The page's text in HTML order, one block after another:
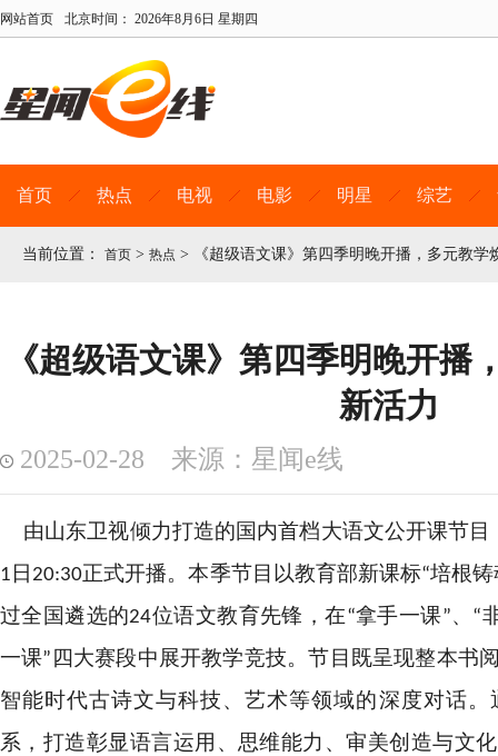
网站首页 北京时间： 2026年8月6日 星期四
首页 热点 电视 电影 明星 综艺
当前位置： 首页 > 热点 > 《超级语文课》第四季明晚开播，多元教学
《超级语文课》第四季明晚开播
新活力
2025-02-28 来源：星闻e线
由山东卫视倾力打造的国内首档大语文公开课节
1日20:30正式开播。本季节目以教育部新课标“培根
过全国遴选的24位语文教育先锋，在“拿手一课”、“
一课”四大赛段中展开教学竞技。节目既呈现整本书
智能时代古诗文与科技、艺术等领域的深度对话
系，打造彰显语言运用、思维能力、审美创造与文